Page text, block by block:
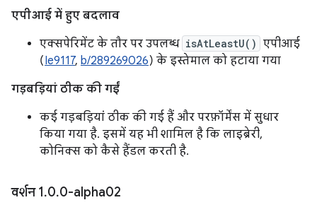
एपीआई में हुए बदलाव
एक्सपेरिमेंट के तौर पर उपलब्ध isAtLeastU() एपीआई
(Ie9117, b/289269026) के इस्तेमाल को हटाया गया
गड़बड़ियां ठीक की गईं
कई गड़बड़ियां ठीक की गई हैं और परफ़ॉर्मेंस में सुधार
किया गया है. इसमें यह भी शामिल है कि लाइब्रेरी,
कोनिक्स को कैसे हैंडल करती है.
वर्शन 1.0.0-alpha02